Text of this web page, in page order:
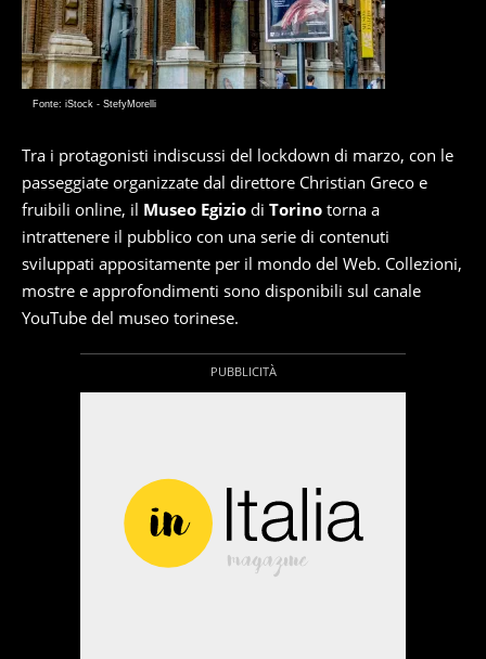
Fonte: iStock - StefyMorelli
Tra i protagonisti indiscussi del lockdown di marzo, con le
passeggiate organizzate dal direttore Christian Greco e
fruibili online, il Museo Egizio di Torino torna a
intrattenere il pubblico con una serie di contenuti
sviluppati appositamente per il mondo del Web. Collezioni,
mostre e approfondimenti sono disponibili sul canale
YouTube del museo torinese.